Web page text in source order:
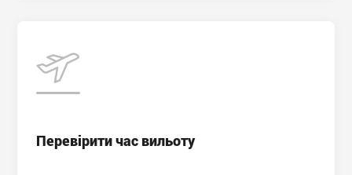
Перевірити час вильоту